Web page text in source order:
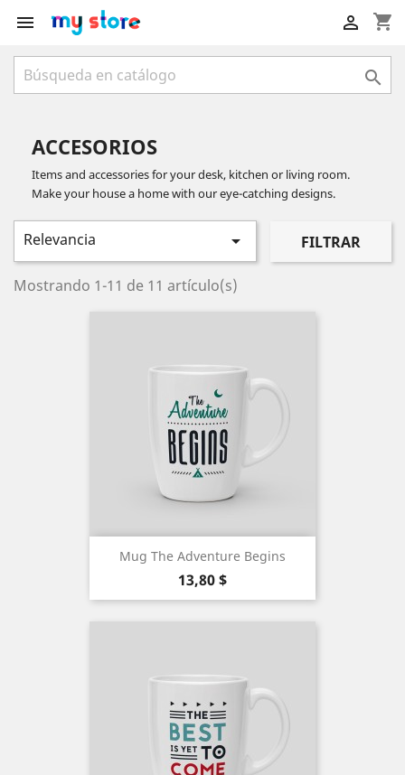
 shopping_cart


ACCESORIOS
Items and accessories for your desk, kitchen or living room.
Make your house a home with our eye-catching designs.
Relevancia  FILTRAR
Mostrando 1-11 de 11 artículo(s)
Mug The Adventure Begins
Precio
13,80 $